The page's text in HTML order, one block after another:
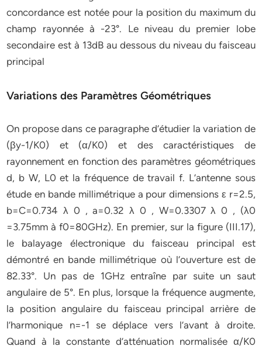
concordance est notée pour la position du maximum du
champ rayonnée à -23°. Le niveau du premier lobe
secondaire est à 13dB au dessous du niveau du faisceau
principal
Variations des Paramètres Géométriques
On propose dans ce paragraphe d’étudier la variation de
(βy-1/K0) et (α/K0) et des caractéristiques de
rayonnement en fonction des paramètres géométriques
d, b W, L0 et la fréquence de travail f. L’antenne sous
étude en bande millimétrique a pour dimensions ε r=2.5,
b=C=0.734 λ 0 , a=0.32 λ 0 , W=0.3307 λ 0 , (λ0
=3.75mm à f0=80GHz). En premier, sur la figure (III.17),
le balayage électronique du faisceau principal est
démontré en bande millimétrique où l’ouverture est de
82.33°. Un pas de 1GHz entraîne par suite un saut
angulaire de 5°. En plus, lorsque la fréquence augmente,
la position angulaire du faisceau principal arrière de
l’harmonique n=-1 se déplace vers l’avant à droite.
Quand à la constante d’atténuation normalisée α/K0